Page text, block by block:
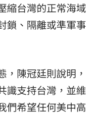
縮台灣的正常海域
鎖、隔離或準軍事
，陳冠廷則說明，
識支持台灣，並維
們希望任何美中高